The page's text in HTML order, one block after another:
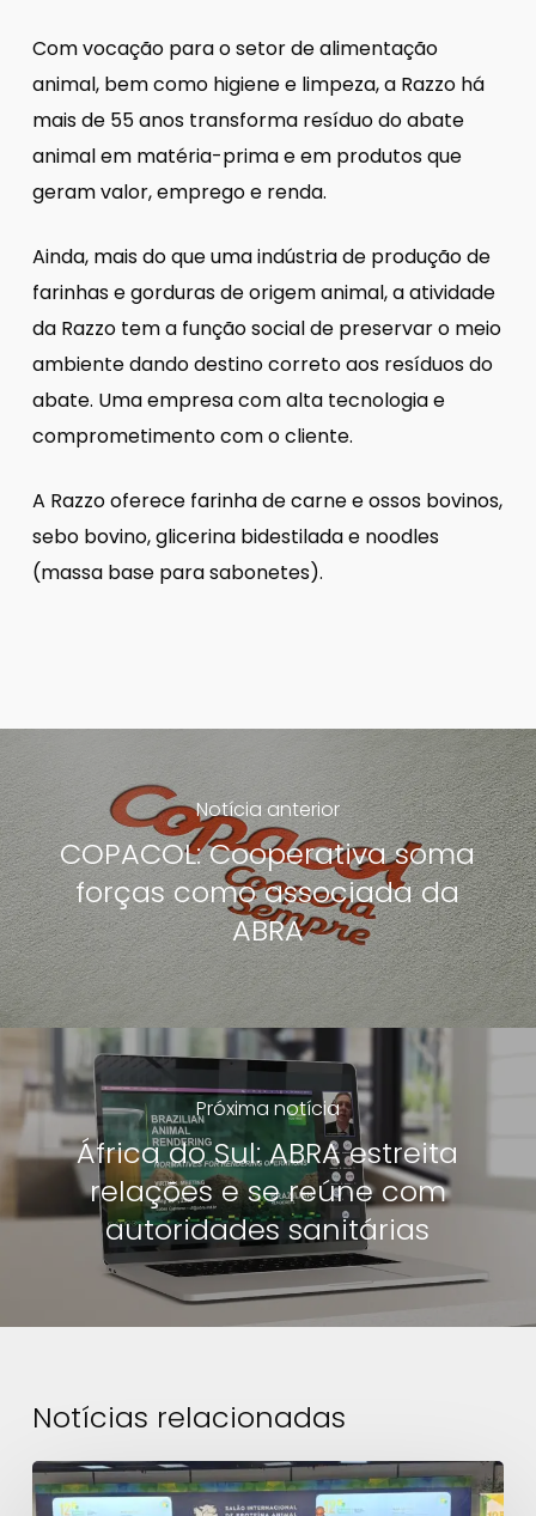
Com vocação para o setor de alimentação
animal, bem como higiene e limpeza, a Razzo há
mais de 55 anos transforma resíduo do abate
animal em matéria-prima e em produtos que
geram valor, emprego e renda.
Ainda, mais do que uma indústria de produção de
farinhas e gorduras de origem animal, a atividade
da Razzo tem a função social de preservar o meio
ambiente dando destino correto aos resíduos do
abate. Uma empresa com alta tecnologia e
comprometimento com o cliente.
A Razzo oferece farinha de carne e ossos bovinos,
sebo bovino, glicerina bidestilada e noodles
(massa base para sabonetes).
Notícia anterior
COPACOL: Cooperativa soma
forças como associada da
ABRA
Próxima notícia
África do Sul: ABRA estreita
relações e se reúne com
autoridades sanitárias
Notícias relacionadas
12º